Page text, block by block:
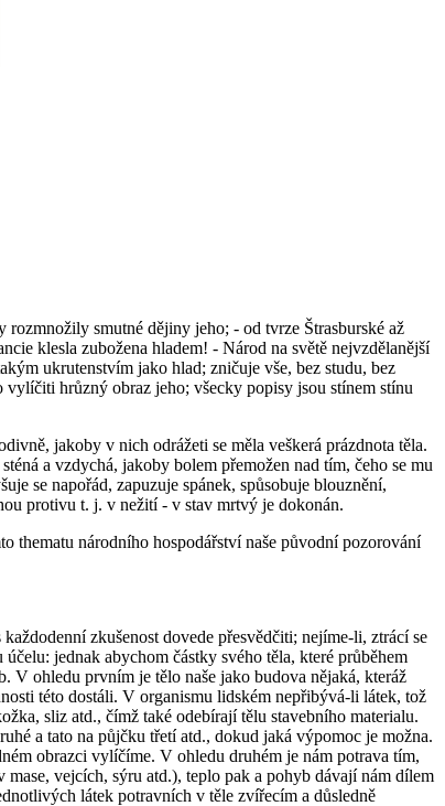
smutné dějiny jeho; - od tvrze Štrasburské až
klesla zubožena hladem! - Národ na světě nejvzdělanější
ukrutenstvím jako hlad; zničuje vše, bez studu, bez
hrůzný obraz jeho; všecky popisy jsou stínem stínu
jakoby v nich odrážeti se měla veškerá prázdnota těla.
a vzdychá, jakoby bolem přemožen nad tím, čeho se mu
se napořád, zapuzuje spánek, spůsobuje blouznění,
protivu t. j. v nežití - v stav mrtvý je dokonán.
thematu národního hospodářství naše původní pozorování
zkušenost dovede přesvědčiti; nejíme-li, ztrácí se
jednak abychom částky svého těla, které průběhem
V ohledu prvním je tělo naše jako budova nějaká, kteráž
této dostáli. V organismu lidském nepřibývá-li látek, tož
sliz atd., čímž také odebírají tělu stavebního materialu.
a tato na půjčku třetí atd., dokud jaká výpomoc je možna.
obrazci vylíčíme. V ohledu druhém je nám potrava tím,
vejcích, sýru atd.), teplo pak a pohyb dávají nám dílem
látek potravních v těle zvířecím a důsledně